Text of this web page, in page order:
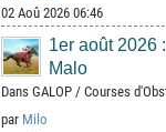
02 Aoû 2026 06:46
1er août 2026
Malo
Dans GALOP / Courses
par Milo